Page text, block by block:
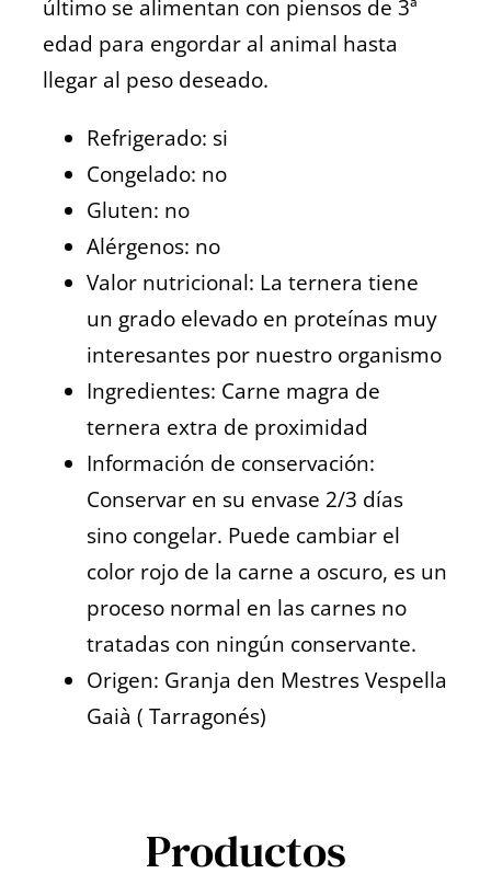
último se alimentan con piensos de 3ª
edad para engordar al animal hasta
llegar al peso deseado.
Refrigerado: si
Congelado: no
Gluten: no
Alérgenos: no
Valor nutricional: La ternera tiene
un grado elevado en proteínas muy
interesantes por nuestro organismo
Ingredientes: Carne magra de
ternera extra de proximidad
Información de conservación:
Conservar en su envase 2/3 días
sino congelar. Puede cambiar el
color rojo de la carne a oscuro, es un
proceso normal en las carnes no
tratadas con ningún conservante.
Origen: Granja den Mestres Vespella
Gaià ( Tarragonés)
Productos